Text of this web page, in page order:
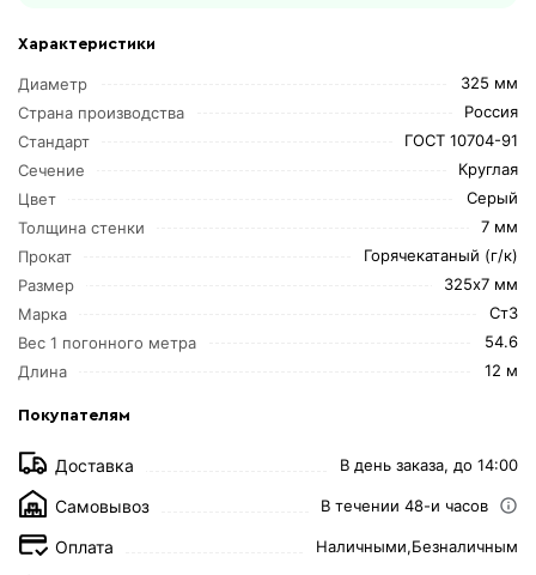
Характеристики
Диаметр
325 мм
Страна производства
Россия
Стандарт
ГОСТ 10704-91
Сечение
Круглая
Цвет
Серый
Толщина стенки
7 мм
Прокат
Горячекатаный (г/к)
Размер
325х7 мм
Марка
Ст3
Вес 1 погонного метра
54.6
Длина
12 м
Покупателям
Доставка В день заказа, до 14:00
Самовывоз В течении 48-и часов
Оплата Наличными,Безналичным